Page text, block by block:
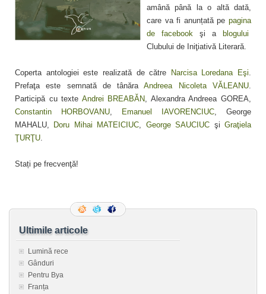
amână până la o altă dată,
care va fi anunțată pe pagina
de facebook şi a
blogului
Clubului de Iniţiativă Literară.
Coperta antologiei este realizată de către Narcisa Loredana Eşi.
Prefaţa este semnată de tânăraAndreea Nicoleta VĂLEANU.
Participă cu texte Andrei BREABĂN, Alexandra Andreea GOREA,
Constantin HORBOVANU, Emanuel IAVORENCIUC, George
MAHALU,
Doru Mihai MATEICIUC, George SAUCIUC şiGraţiela
ŢURŢU.
Stați pe frecvenţă!
Ultimile articole
Lumină rece
Gânduri
Pentru Bya
Franța